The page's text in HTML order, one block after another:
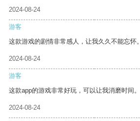
2024-08-24
游客
这款游戏的剧情非常感人，让我久久不能忘怀。
2024-08-24
游客
这款app的游戏非常好玩，可以让我消磨时间。
2024-08-24